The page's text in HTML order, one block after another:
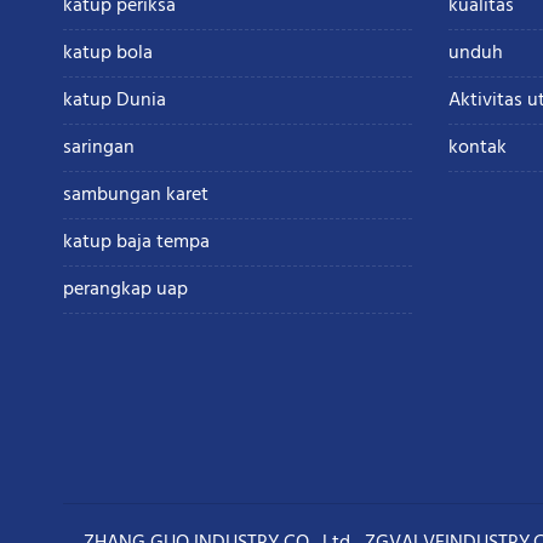
katup bola
katup Dunia
saringan
sambungan karet
katup baja tempa
perangkap uap
unduh
Aktivitas
kontak